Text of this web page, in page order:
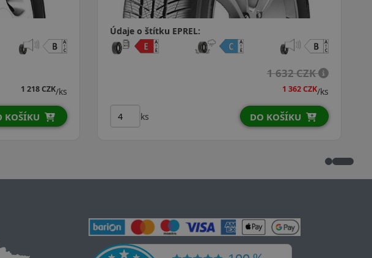
1 006 CZK
DO KOŠÍKU
Údaje o štítku EPREL:
1 218 CZK
DO KOŠÍKU